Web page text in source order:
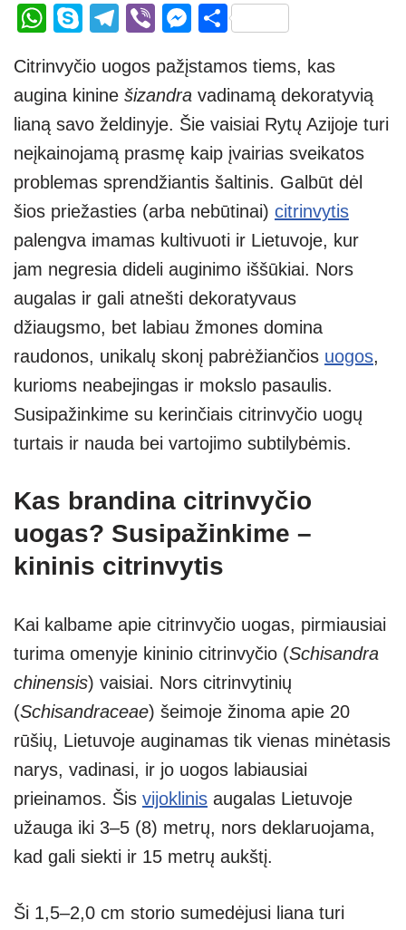
W
at
s
A
p
p
S
p
e
T
e
gr
a
m
Vi
er
M
ss
e
n
g
er
S
ar
e
Citrinvyčio uogos pažįstamos tiems, kas
augina kinine šizandra vadinamą dekoratyvią
lianą savo želdinyje. Šie vaisiai Rytų Azijoje turi
neįkainojamą prasmę kaip įvairias sveikatos
problemas sprendžiantis šaltinis. Galbūt dėl
šios priežasties (arba nebūtinai) citrinvytis
palengva imamas kultivuoti ir Lietuvoje, kur
jam negresia dideli auginimo iššūkiai. Nors
augalas ir gali atnešti dekoratyvaus
džiaugsmo, bet labiau žmones domina
raudonos, unikalų skonį pabrėžiančios uogos,
kurioms neabejingas ir mokslo pasaulis.
Susipažinkime su kerinčiais citrinvyčio uogų
turtais ir nauda bei vartojimo subtilybėmis.
Kas brandina citrinvyčio
uogas? Susipažinkime –
kininis citrinvytis
Kai kalbame apie citrinvyčio uogas, pirmiausiai
turima omenyje kininio citrinvyčio (Schisandra
chinensis) vaisiai. Nors citrinvytinių
(Schisandraceae) šeimoje žinoma apie 20
rūšių, Lietuvoje auginamas tik vienas minėtasis
narys, vadinasi, ir jo uogos labiausiai
prieinamos. Šis vijoklinis augalas Lietuvoje
užauga iki 3–5 (8) metrų, nors deklaruojama,
kad gali siekti ir 15 metrų aukštį.
Ši 1,5–2,0 cm storio sumedėjusi liana turi